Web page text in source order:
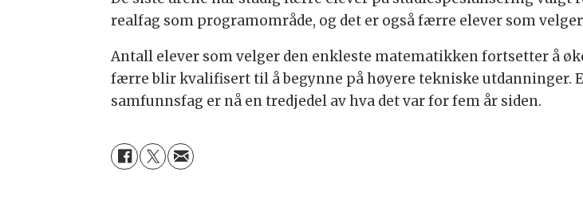
realfag som programområde, og det er også færre elever som
Antall elever som velger den enkleste matematikken fortsetter å
færre blir kvalifisert til å begynne på høyere tekniske
samfunnsfag er nå en tredjedel av hva det var for fem år siden.